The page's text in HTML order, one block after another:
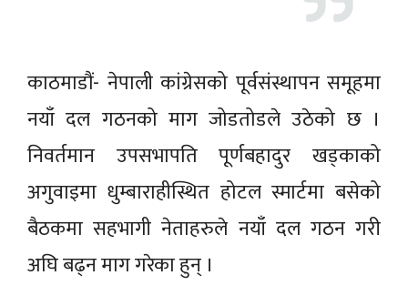
काठमाडौं- नेपाली कांग्रेसको पूर्वसंस्थापन समूहमा
नयाँ दल गठनको माग जोडतोडले उठेको छ ।
निवर्तमान उपसभापति पूर्णबहादुर खड्काको
अगुवाइमा धुम्बाराहीस्थित होटल स्मार्टमा बसेको
बैठकमा सहभागी नेताहरुले नयाँ दल गठन गरी
अघि बढ्न माग गरेका हुन् ।